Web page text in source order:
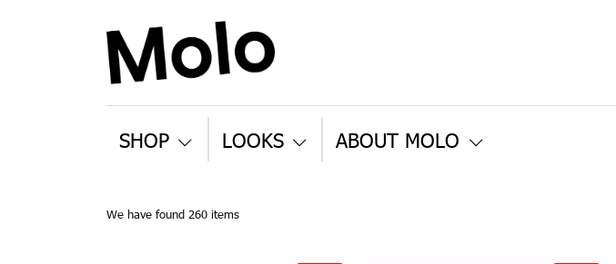
SHOP LOOKS ABOUT MOLO
We have found 260 items